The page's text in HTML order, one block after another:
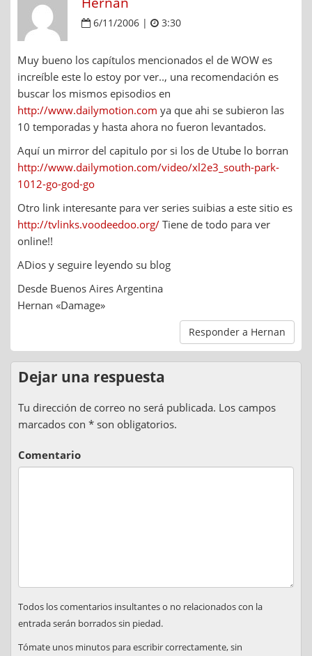
6/11/2006 | 3:30
Muy bueno los capítulos mencionados el de WOW es
increíble este lo estoy por ver.., una recomendación es
buscar los mismos episodios en
http://www.dailymotion.com ya que ahi se subieron las
10 temporadas y hasta ahora no fueron levantados.
Aquí un mirror del capitulo por si los de Utube lo borran
http://www.dailymotion.com/video/xl2e3_south-park-
1012-go-god-go
Otro link interesante para ver series suibias a este sitio es
http://tvlinks.voodeedoo.org/ Tiene de todo para ver
online!!
ADios y seguire leyendo su blog
Desde Buenos Aires Argentina
Hernan «Damage»
Responder a Hernan
Dejar una respuesta
Tu dirección de correo no será publicada. Los campos
marcados con * son obligatorios.
Comentario
Todos los comentarios insultantes o no relacionados con la
entrada serán borrados sin piedad.
Tómate unos minutos para escribir correctamente, sin